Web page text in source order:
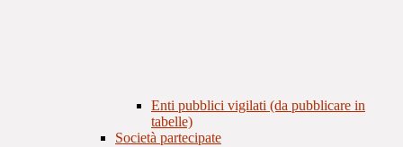
Enti pubblici vigilati (da pubblicare in
tabelle)
Società partecipate